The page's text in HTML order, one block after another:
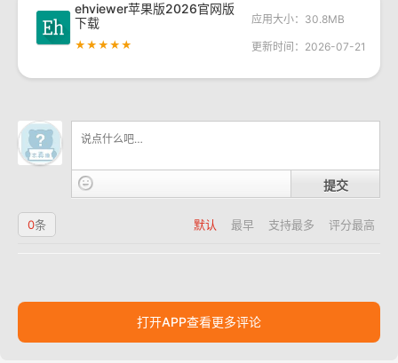
ehviewer苹果版2026官网版
下载
★★★★★
应用大小：30.8MB
更新时间：2026-07-21
提交
默认 最早 支持最多 评分最高
0条
打开APP查看更多评论